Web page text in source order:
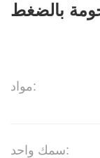
بالضغط
مواد:
سمك واحد: